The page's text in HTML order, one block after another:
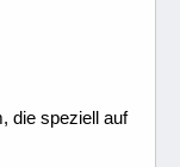
die speziell auf